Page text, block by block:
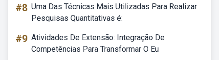
#8 Uma Das Técnicas Mais Utilizadas Para Realizar
Pesquisas Quantitativas é:
#9 Atividades De Extensão: Integração De
Competências Para Transformar O Eu